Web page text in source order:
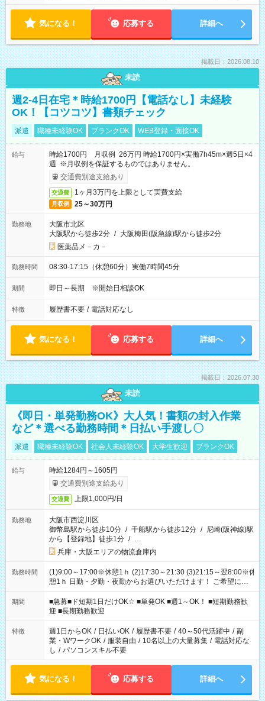
気になる！ 応募する 詳細へ
掲載日：2026.08.10
未読
週2-4日在宅＊時給1700円【電話なし】未経験
OK！【コツコツ】書類チェック
派遣 職種未経験OK ブランクOK WEB登録・面接OK
給与
時給1700円 月収例 26万円 時給1700円×実働7h45m×週5日×4
週 ※月収例を保証するものではありません。
交通費別途支給あり
交通費 1ヶ月3万円を上限として実費支給
月収例 25～30万円
勤務地
大阪市北区
大阪駅から徒歩2分 / 大阪梅田(阪急線)駅から徒歩2分
医薬品メ－カ－
勤務時間 08:30-17:15（休憩60分）実働7時間45分
期間 即日～長期 ※開始日相談OK
特徴 履歴書不要 / 電話対応なし
気になる！ 応募する 詳細へ
掲載日：2026.07.30
未読
《即日・単発勤務OK》大人気！書類の封入作業
など＊選べる勤務時間＊日払い手渡し〇
派遣 職種未経験OK 社会人未経験OK 大学生歓迎 ブランクOK
給与
時給1284円～1605円
交通費別途支給あり
交通費 上限1,000円/日
勤務地
大阪市西淀川区
御幣島駅から徒歩10分 / 千船駅から徒歩12分 / 尼崎(阪神線)駅
から【登録地】徒歩1分 / …
兵庫・大阪エリアの物流倉庫内
勤務時間
(1)9:00～17:00※休憩1ｈ (2)17:30～21:30 (3)21:15～翌8:00※休
憩1ｈ 日勤・夕勤・夜勤からお選びいただけます！ ご希望に合
わせて働けるお仕事です(*^^*) 【その他選べる勤務時間】 8-17
時/9-17時/9-18時/10-18時/11-21時/18-22時/20-翌4時/21-翌5
時/22-翌6時/0-翌8時 ご自身のご都合で選んで頂ける完全自由シ
フト！
期間
■急募■ド短期1日だけOK☆ ■単発OK ■週1～OK！ ■短期勤務歓
迎 ■長期勤務歓迎
特徴 週1日からOK / 日払いOK / 履歴書不要 / 40～50代活躍中 / 副
業・WワークOK / 服装自由 / 10名以上の大量募集 / 電話対応な
し / パソコンスキル不要
気になる！ 応募する 詳細へ